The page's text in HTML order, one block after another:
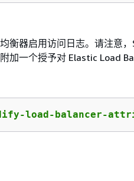
衡器启用访问日志。请注意
加一个授予对 Elastic Load
load-balancer-